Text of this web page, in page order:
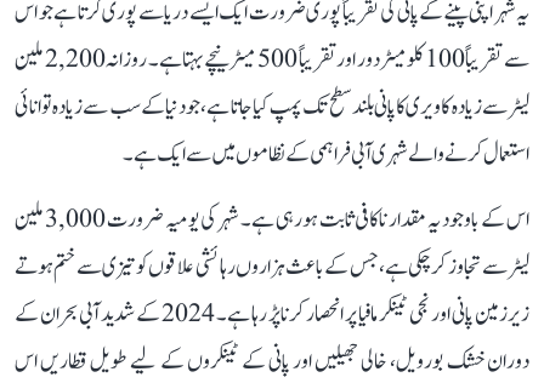
یہ شہر اپنی پینے کے پانی کی تقریباً پوری ضرورت ایک ایسے دریا سے پوری کرتا ہے جو اس
سے تقریباً 100 کلومیٹر دور اور تقریباً 500 میٹر نیچے بہتا ہے۔ روزانہ 2,200 ملین
لیٹر سے زیادہ کاویری کا پانی بلند سطح تک پمپ کیا جاتا ہے، جو دنیا کے سب سے زیادہ توانائی
استعمال کرنے والے شہری آبی فراہمی کے نظاموں میں سے ایک ہے۔
اس کے باوجود یہ مقدار ناکافی ثابت ہو رہی ہے۔ شہر کی یومیہ ضرورت 3,000 ملین
لیٹر سے تجاوز کر چکی ہے، جس کے باعث ہزاروں رہائشی علاقوں کو تیزی سے ختم ہوتے
زیرزمین پانی اور نجی ٹینکر مافیا پر انحصار کرنا پڑ رہا ہے۔ 2024 کے شدید آبی بحران کے
دوران خشک بورویل، خالی جھیلیں اور پانی کے ٹینکروں کے لیے طویل قطاریں اس